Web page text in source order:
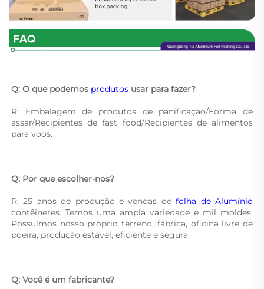
Q: O que podemos produtos usar para fazer?
R: Embalagem de produtos de panificação/Forma de
assar/Recipientes de fast food/Recipientes de alimentos
para voos.
Q: Por que escolher-nos?
R: 25 anos de produção e vendas de
contêineres. Temos uma ampla variedade e mil moldes.
Possuímos nosso próprio terreno, fábrica, oficina livre de
poeira, produção estável, eficiente e segura.
Q: Você é um fabricante?